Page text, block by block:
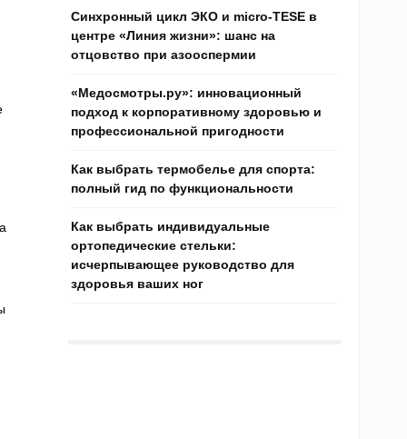
Синхронный цикл ЭКО и micro-TESE в
центре «Линия жизни»: шанс на
отцовство при азооспермии
«Медосмотры.ру»: инновационный
подход к корпоративному здоровью и
профессиональной пригодности
Как выбрать термобелье для спорта:
полный гид по функциональности
Как выбрать индивидуальные
ортопедические стельки:
исчерпывающее руководство для
здоровья ваших ног